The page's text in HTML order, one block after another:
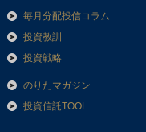
毎月分配投信コラム
投資教訓
投資戦略
のりたマガジン
投資信託TOOL